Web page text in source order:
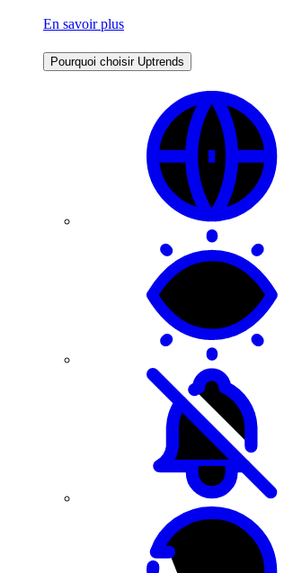
En savoir plus
Pourquoi choisir Uptrends